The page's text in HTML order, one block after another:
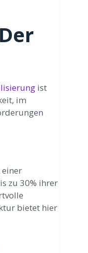
ist
im
zu 30% ihrer
bietet hier